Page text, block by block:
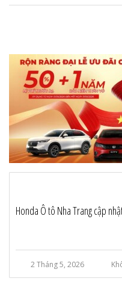
Honda Ô tô Nha Trang cập
2 Tháng 5, 2026